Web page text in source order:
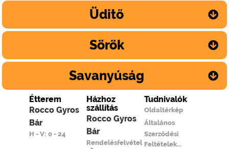
Üditő
Sörök
Savanyúság
Étterem
Rocco Gyros
Bár
H - V: 0 - 24
Házhoz
szállítás
Rocco Gyros
Bár
Rendelésfelvétel
Tudnivalók
Oldaltérkép
Általános
Szerződési
Feltételek...